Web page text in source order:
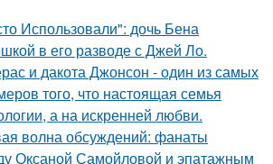
Использовали": дочь Бена
в его разводе с Джей Ло.
и дакота Джонсон - один из самых
того, что настоящая семья
а на искренней любви.
волна обсуждений: фанаты
Оксаной Самойловой и эпатажным